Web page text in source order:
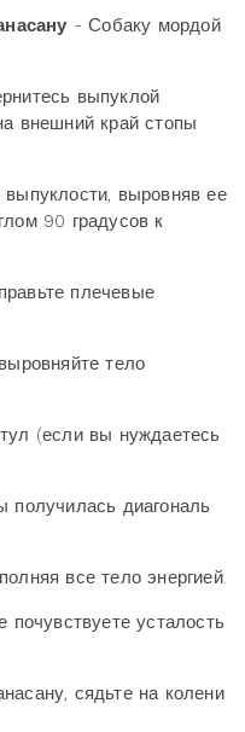
- Собаку мордой
выпуклой
внешний край стопы
выровняв ее
90 градусов к
плечевые
тело
(если вы нуждаетесь
получилась диагональ
все тело энергией.
почувствуете усталость
сядьте на колени